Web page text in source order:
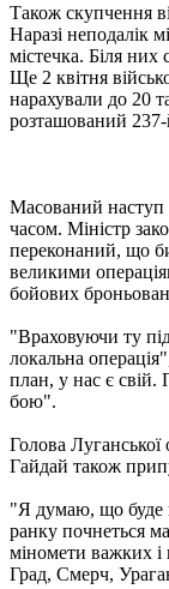
Також скупчення
Наразі неподалік
містечка. Біля них
Ще 2 квітня
нарахували до 20
розташований
Масований наступ
часом. Міністр
переконаний, що
великими
бойових
"Враховуючи ту
локальна
план, у нас є свій.
бою".
Голова Луганської
Гайдай також
"Я думаю, що буде
ранку почнеться
міномети важких і
Град, Смерч,